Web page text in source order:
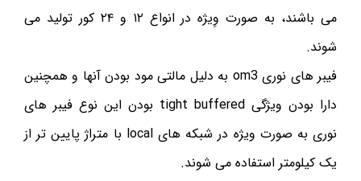
می باشند، به صورت وِیژه در انواع ۱۲ و ۲۴ کور تولید می
شوند.
فیبر های نوری om3 به دلیل مالتی مود بودن آنها و همچنین
دارا بودن ویژگی tight buffered بودن این نوع فیبر های
نوری به صورت ویژه در شبکه های local با متراژ پایین تر از
یک کیلومتر استفاده می شوند.